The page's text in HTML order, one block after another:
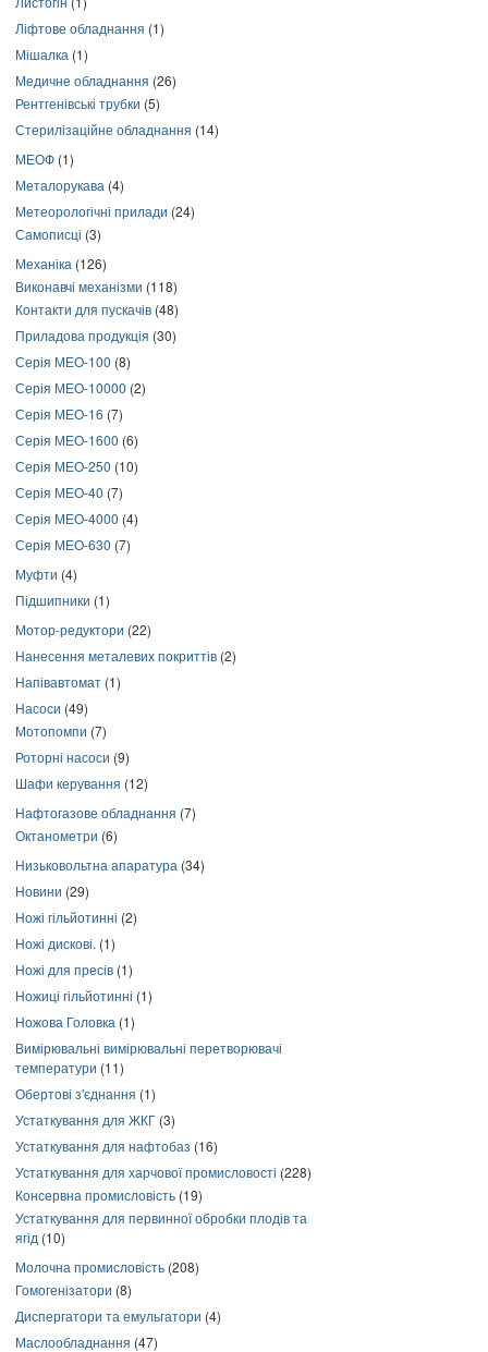
Ліфтове обладнання (1)
Мішалка (1)
Медичне обладнання (26)
Рентгенівські трубки (5)
Стерилізаційне обладнання (14)
МЕОФ (1)
Металорукава (4)
Метеорологічні прилади (24)
Самописці (3)
Механіка (126)
Виконавчі механізми (118)
Контакти для пускачів (48)
Приладова продукція (30)
Серія МЕО-100 (8)
Серія МЕО-10000 (2)
Серія МЕО-16 (7)
Серія МЕО-1600 (6)
Серія МЕО-250 (10)
Серія МЕО-40 (7)
Серія МЕО-4000 (4)
Серія МЕО-630 (7)
Муфти (4)
Підшипники (1)
Мотор-редуктори (22)
Нанесення металевих покриттів (2)
Напівавтомат (1)
Насоси (49)
Мотопомпи (7)
Роторні насоси (9)
Шафи керування (12)
Нафтогазове обладнання (7)
Октанометри (6)
Низьковольтна апаратура (34)
Новини (29)
Ножі гільйотинні (2)
Ножі дискові. (1)
Ножі для пресів (1)
Ножиці гільйотинні (1)
Ножова Головка (1)
Вимірювальні вимірювальні перетворювачі
температури (11)
Обертові з'єднання (1)
Устаткування для ЖКГ (3)
Устаткування для нафтобаз (16)
Устаткування для харчової промисловості (228)
Консервна промисловість (19)
Устаткування для первинної обробки плодів та
ягід (10)
Молочна промисловість (208)
Гомогенізатори (8)
Диспергатори та емульгатори (4)
Маслообладнання (47)